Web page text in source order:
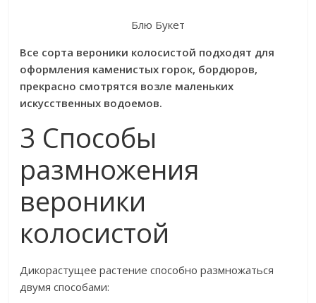
Блю Букет
Все сорта вероники колосистой подходят для
оформления каменистых горок, бордюров,
прекрасно смотрятся возле маленьких
искусственных водоемов.
3 Способы
размножения
вероники
колосистой
Дикорастущее растение способно размножаться
двумя способами: